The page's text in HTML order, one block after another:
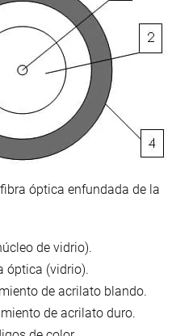
óptica enfundada de la
de vidrio).
óptica (vidrio).
de acrilato blando.
de acrilato duro.